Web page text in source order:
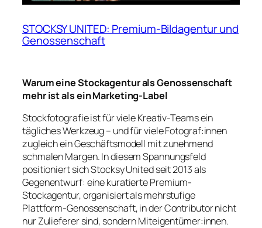
STOCKSY UNITED: Premium-Bildagentur und
Genossenschaft
Warum eine Stockagentur als Genossenschaft
mehr ist als ein Marketing-Label
Stockfotografie ist für viele Kreativ-Teams ein
tägliches Werkzeug – und für viele Fotograf:innen
zugleich ein Geschäftsmodell mit zunehmend
schmalen Margen. In diesem Spannungsfeld
positioniert sich Stocksy United seit 2013 als
Gegenentwurf: eine kuratierte Premium-
Stockagentur, organisiert als mehrstufige
Plattform-Genossenschaft, in der Contributor nicht
nur Zulieferer sind, sondern Miteigentümer:innen.